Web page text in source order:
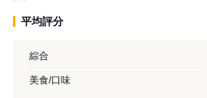
平均評分
綜合
美食/口味